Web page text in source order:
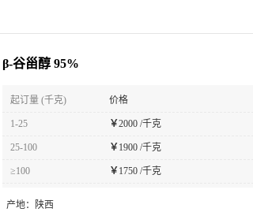
β-谷甾醇 95%
起订量 (千克) 价格
1-25 ￥2000 /千克
25-100 ￥ 1900 /千克
≥100 ￥ 1750 /千克
产地：
陕西